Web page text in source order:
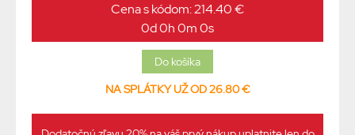
Cena s kódom: 214.40 €
0d 0h 0m 0s
NA SPLÁTKY UŽ OD 26.80 €